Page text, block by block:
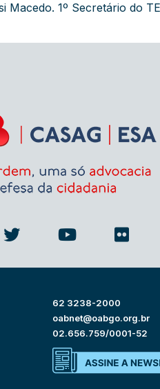
Macedo. 1º Secretário do
62 3238-2000
oabnet@oabgo.org.br
02.656.759/0001-52